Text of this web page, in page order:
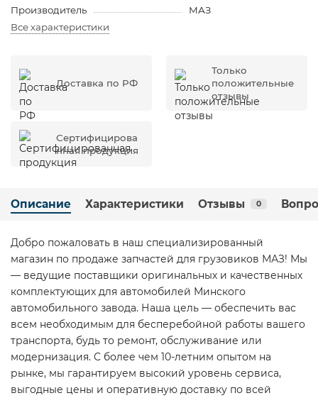
Производитель
МАЗ
Все характеристики
Доставка по РФ
Только
положительные
отзывы
Сертифицирова
нная продукция
Описание Характеристики Отзывы 0
Добро пожаловать в наш специализированный
магазин по продаже запчастей для грузовиков МАЗ! Мы
— ведущие поставщики оригинальных и качественных
комплектующих для автомобилей Минского
автомобильного завода. Наша цель — обеспечить вас
всем необходимым для бесперебойной работы вашего
транспорта, будь то ремонт, обслуживание или
модернизация. С более чем 10-летним опытом на
рынке, мы гарантируем высокий уровень сервиса,
выгодные цены и оперативную доставку по всей